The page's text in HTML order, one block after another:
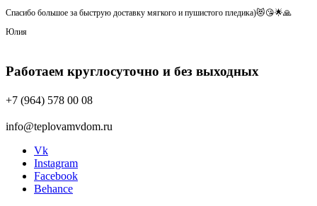
Спасибо большое за быструю доставку мягкого и пушистого пледика)😻😘🌟🙏
Юлия
Работаем круглосуточно и без выходных
+7 (964) 578 00 08
info@teplovamvdom.ru
Vk
Instagram
Facebook
Behance